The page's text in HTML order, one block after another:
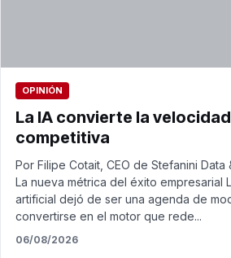
OPINIÓN
La IA convierte la
competitiva
Por Filipe Cotait, CEO de Stefanini Data
La nueva métrica del éxito empresarial
artificial dejó de ser una agenda de
convertirse en el motor que rede...
06/08/2026